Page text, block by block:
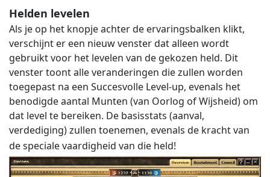
Helden levelen
Als je op het knopje achter de ervaringsbalken klikt,
verschijnt er een nieuw venster dat alleen wordt
gebruikt voor het levelen van de gekozen held. Dit
venster toont alle veranderingen die zullen worden
toegepast na een Succesvolle Level-up, evenals het
benodigde aantal Munten (van Oorlog of Wijsheid) om
dat level te bereiken. De basisstats (aanval,
verdediging) zullen toenemen, evenals de kracht van
de speciale vaardigheid van die held!